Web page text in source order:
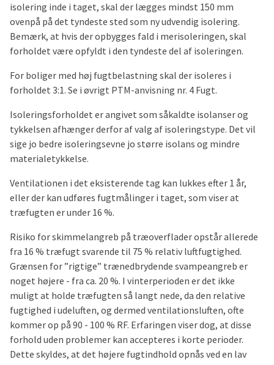
isolering inde i taget, skal der lægges mindst 150 mm
ovenpå på det tyndeste sted som ny udvendig isolering.
Bemærk, at hvis der opbygges fald i merisoleringen, skal
forholdet være opfyldt i den tyndeste del af isoleringen.
For boliger med høj fugtbelastning skal der isoleres i
forholdet 3:1. Se i øvrigt PTM-anvisning nr. 4 Fugt.
Isoleringsforholdet er angivet som såkaldte isolanser og
tykkelsen afhænger derfor af valg af isoleringstype. Det vil
sige jo bedre isoleringsevne jo større isolans og mindre
materialetykkelse.
Ventilationen i det eksisterende tag kan lukkes efter 1 år,
eller der kan udføres fugtmålinger i taget, som viser at
træfugten er under 16 %.
Risiko for skimmelangreb på træoverflader opstår allerede
fra 16 % træfugt svarende til 75 % relativ luftfugtighed.
Grænsen for ”rigtige” trænedbrydende svampeangreb er
noget højere - fra ca. 20 %. I vinterperioden er det ikke
muligt at holde træfugten så langt nede, da den relative
fugtighed i udeluften, og dermed ventilationsluften, ofte
kommer op på 90 - 100 % RF. Erfaringen viser dog, at disse
forhold uden problemer kan accepteres i korte perioder.
Dette skyldes, at det højere fugtindhold opnås ved en lav